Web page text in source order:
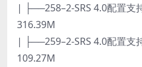
| ├──258–2-SRS 4.0配置支
316.39M
| ├──259–2-SRS 4.0配置支
109.27M